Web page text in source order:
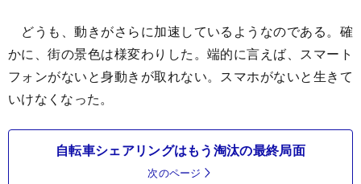
どうも、動きがさらに加速しているようなのである。確
かに、街の景色は様変わりした。端的に言えば、スマート
フォンがないと身動きが取れない。スマホがないと生きて
いけなくなった。
自転車シェアリングはもう淘汰の最終局面
次のページ